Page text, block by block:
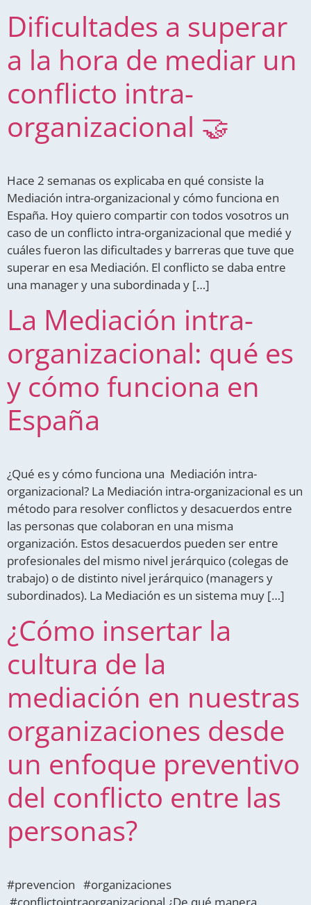
Dificultades a superar
a la hora de mediar un
conflicto intra-
organizacional 🤝
Hace 2 semanas os explicaba en qué consiste la
Mediación intra-organizacional y cómo funciona en
España. Hoy quiero compartir con todos vosotros un
caso de un conflicto intra-organizacional que medié y
cuáles fueron las dificultades y barreras que tuve que
superar en esa Mediación. El conflicto se daba entre
una manager y una subordinada y […]
La Mediación intra-
organizacional: qué es
y cómo funciona en
España
¿Qué es y cómo funciona una Mediación intra-
organizacional? La Mediación intra-organizacional es un
método para resolver conflictos y desacuerdos entre
las personas que colaboran en una misma
organización. Estos desacuerdos pueden ser entre
profesionales del mismo nivel jerárquico (colegas de
trabajo) o de distinto nivel jerárquico (managers y
subordinados). La Mediación es un sistema muy […]
¿Cómo insertar la
cultura de la
mediación en nuestras
organizaciones desde
un enfoque preventivo
del conflicto entre las
personas?
#prevencion #organizaciones